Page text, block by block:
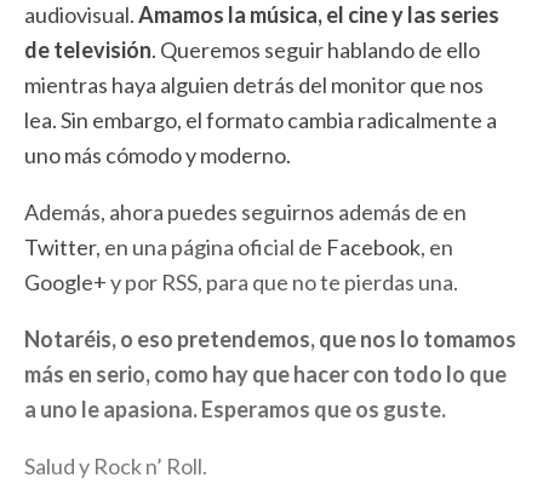
audiovisual.Amamos la música, el cine y las series
de televisión. Queremos seguir hablando de ello
mientras haya alguien detrás del monitor que nos
lea. Sin embargo, el formato cambia radicalmente a
uno más cómodo y moderno.
Además, ahora puedes seguirnos además de en
Twitter, en una página oficial de Facebook, en
Google+y por RSS, para que no te pierdas una.
Notaréis, o eso pretendemos, que nos lo tomamos
más en serio, como hay que hacer con todo lo que
a uno le apasiona. Esperamos que os guste.
Salud y Rock n’ Roll.